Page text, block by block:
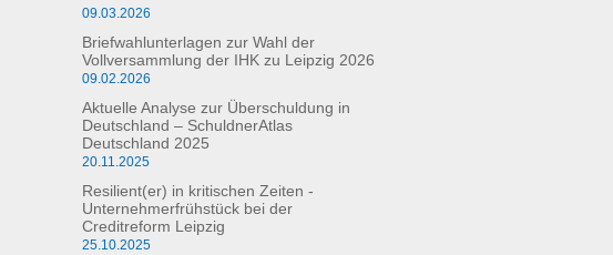
09.03.2026
Briefwahlunterlagen zur Wahl der
Vollversammlung der IHK zu Leipzig 2026
09.02.2026
Aktuelle Analyse zur Überschuldung in
Deutschland – SchuldnerAtlas
Deutschland 2025
20.11.2025
Resilient(er) in kritischen Zeiten -
Unternehmerfrühstück bei der
Creditreform Leipzig
25.10.2025